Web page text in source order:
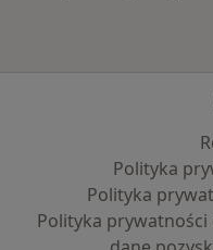
Polityka
Polityka
Polityka